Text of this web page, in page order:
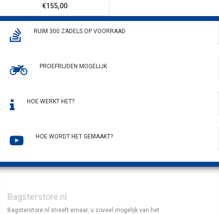
€155,00
RUIM 300 ZADELS OP VOORRAAD
PROEFRIJDEN MOGELIJK
HOE WERKT HET?
HOE WORDT HET GEMAAKT?
Bagsterstore.nl
Bagsterstore.nl streeft ernaar, u zoveel mogelijk van het